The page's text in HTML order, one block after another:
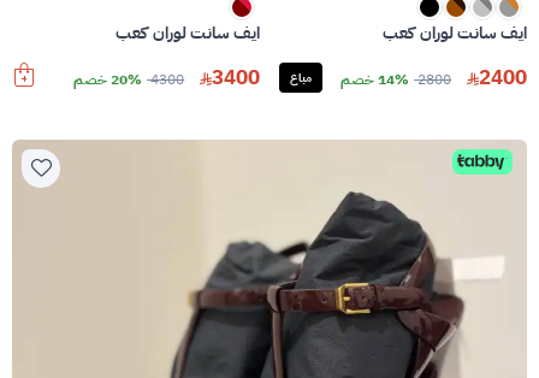
ايف سانت لوران كعب
2400
2800 14% خصم مباع
ايف سانت لوران كعب
3400
4300 20% خصم